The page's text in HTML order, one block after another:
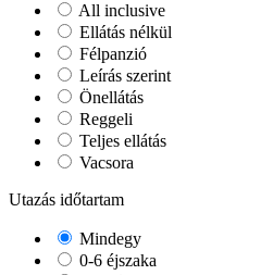
All inclusive
Ellátás nélkül
Félpanzió
Leírás szerint
Önellátás
Reggeli
Teljes ellátás
Vacsora
Utazás időtartam
Mindegy
0-6 éjszaka